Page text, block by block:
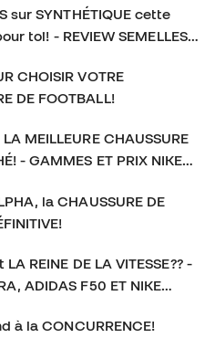
TIKTOK :
Crampons de
#Football
sur SYNTHÉTIQUE cette
toi! - REVIEW SEMELLES
CHOISIR VOTRE
DE FOOTBALL!
MEILLEURE CHAUSSURE
- GAMMES ET PRIX NIKE
la CHAUSSURE DE
LA REINE DE LA VITESSE?? -
ADIDAS F50 ET NIKE
à la CONCURRENCE!